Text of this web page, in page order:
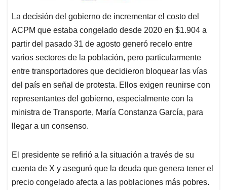
La decisión del gobierno de incrementar el costo del
ACPM que estaba congelado desde 2020 en $1.904 a
partir del pasado 31 de agosto generó recelo entre
varios sectores de la población, pero particularmente
entre transportadores que decidieron bloquear las vías
del país en señal de protesta. Ellos exigen reunirse con
representantes del gobierno, especialmente con la
ministra de Transporte, María Constanza García, para
llegar a un consenso.
El presidente se refirió a la situación a través de su
cuenta de X y aseguró que la deuda que genera tener el
precio congelado afecta a las poblaciones más pobres.